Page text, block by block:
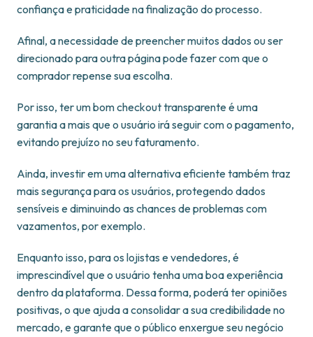
confiança e praticidade na finalização do processo.
Afinal, a necessidade de preencher muitos dados ou ser
direcionado para outra página pode fazer com que o
comprador repense sua escolha.
Por isso, ter um bom checkout transparente é uma
garantia a mais que o usuário irá seguir com o pagamento,
evitando prejuízo no seu faturamento.
Ainda, investir em uma alternativa eficiente também traz
mais segurança para os usuários, protegendo dados
sensíveis e diminuindo as chances de problemas com
vazamentos, por exemplo.
Enquanto isso, para os lojistas e vendedores, é
imprescindível que o usuário tenha uma boa experiência
dentro da plataforma. Dessa forma, poderá ter opiniões
positivas, o que ajuda a consolidar a sua credibilidade no
mercado, e garante que o público enxergue seu negócio